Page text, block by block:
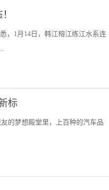
，1月14日，韩江榕江练江水系连
标
的梦想殿堂里，上百种的汽车品